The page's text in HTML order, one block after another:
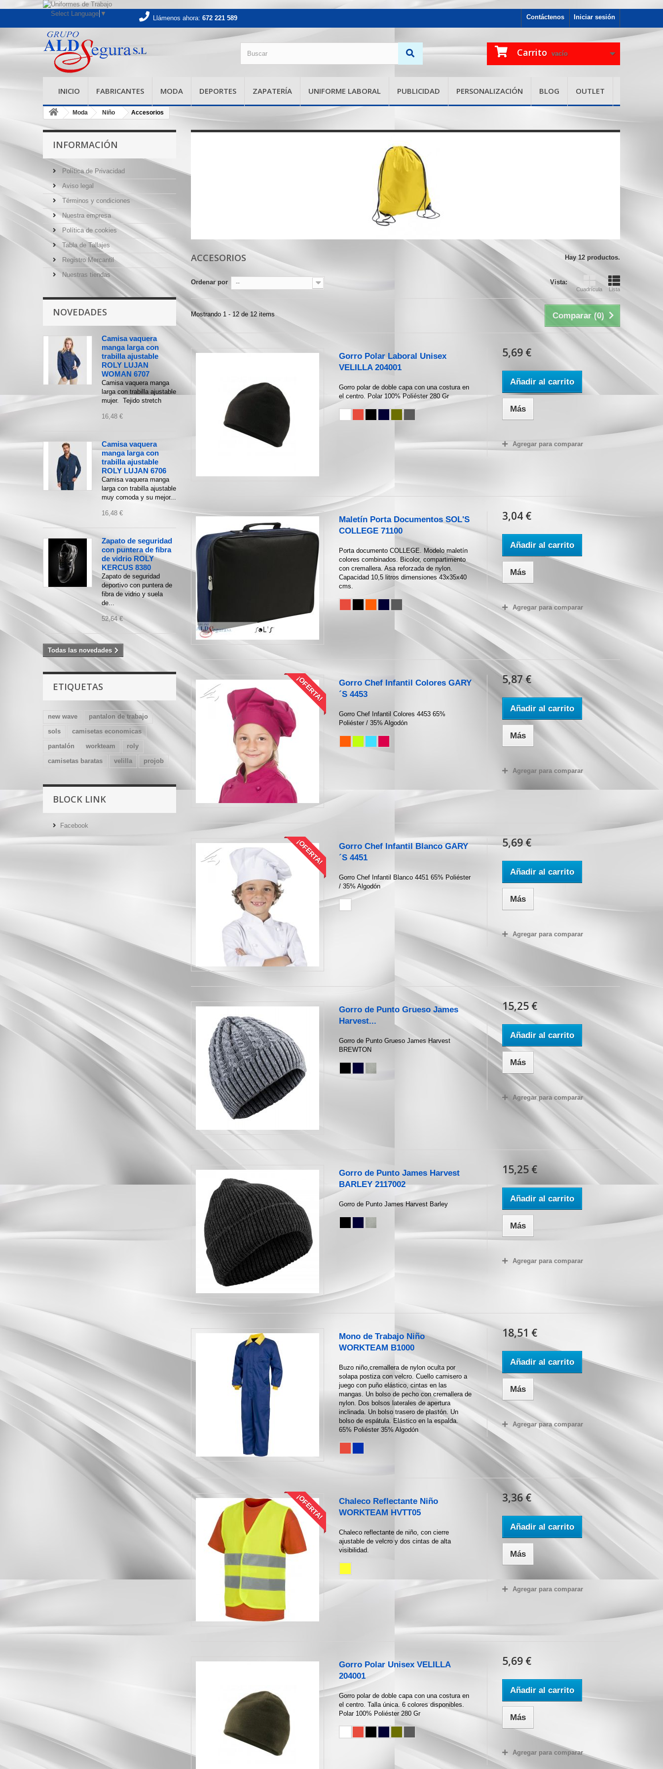
Select Language ▼ Iniciar sesión
Contáctenos
Llámenos ahora: 672 221 589
Carrito vacío
INICIO FABRICANTES MODA DEPORTES ZAPATERÍA UNIFORME LABORAL PUBLICIDAD PERSONALIZACIÓN BLOG OUTLET
Moda Niño Accesorios
INFORMACIÓN
Política de Privacidad
Aviso legal
Términos y condiciones
Nuestra empresa
Política de cookies
Tabla de Tallajes
Registro Mercantil
Nuestras tiendas
NOVEDADES
Camisa vaquera
manga larga con
trabilla ajustable
ROLY LUJAN
WOMAN 6707
Camisa vaquera manga
larga con trabilla ajustable
mujer. Tejido stretch
16,48 €
Camisa vaquera
manga larga con
trabilla ajustable
ROLY LUJAN 6706
Camisa vaquera manga
larga con trabilla ajustable
muy comoda y su mejor...
16,48 €
Zapato de seguridad
con puntera de fibra
de vidrio ROLY
KERCUS 8380
Zapato de seguridad
deportivo con puntera de
fibra de vidrio y suela
de...
52,64 €
Todas las novedades
ETIQUETAS
new wave
pantalon de trabajo
sols
camisetas economicas
pantalón
workteam
roly
camisetas baratas
velilla projob
BLOCK LINK
Facebook
ACCESORIOS Hay 12 productos.
Vista:
Cuadrícula Lista
Ordenar por --
Comparar (0)
Mostrando 1 - 12 de 12 items
Gorro Polar Laboral Unisex
VELILLA 204001
Gorro polar de doble capa con una costura en
el centro. Polar 100% Poliéster 280 Gr
5,69 €
Añadir al carrito
Más
Agregar para comparar
Maletín Porta Documentos SOL'S
COLLEGE 71100
Porta documento COLLEGE. Modelo maletín
colores combinados. Bicolor, compartimento
con cremallera. Asa reforzada de nylon.
Capacidad 10,5 litros dimensiones 43x35x40
cms.
3,04 €
Añadir al carrito
Más
Agregar para comparar
¡OFERTA!
Gorro Chef Infantil Colores GARY
´S 4453
Gorro Chef Infantil Colores 4453 65%
Poliéster / 35% Algodón
5,87 €
Añadir al carrito
Más
Agregar para comparar
¡OFERTA!
Gorro Chef Infantil Blanco GARY
´S 4451
Gorro Chef Infantil Blanco 4451 65% Poliéster
/ 35% Algodón
5,69 €
Añadir al carrito
Más
Agregar para comparar
Gorro de Punto Grueso James
Harvest...
Gorro de Punto Grueso James Harvest
BREWTON
15,25 €
Añadir al carrito
Más
Agregar para comparar
Gorro de Punto James Harvest
BARLEY 2117002
Gorro de Punto James Harvest Barley
15,25 €
Añadir al carrito
Más
Agregar para comparar
Mono de Trabajo Niño
WORKTEAM B1000
Buzo niño,cremallera de nylon oculta por
solapa postiza con velcro. Cuello camisero a
juego con puño elástico, cintas en las
mangas. Un bolso de pecho con cremallera de
nylon. Dos bolsos laterales de apertura
inclinada. Un bolso trasero de plastón. Un
bolso de espátula. Elástico en la espalda.
65% Poliéster 35% Algodón
18,51 €
Añadir al carrito
Más
Agregar para comparar
¡OFERTA!
Chaleco Reflectante Niño
WORKTEAM HVTT05
Chaleco reflectante de niño, con cierre
ajustable de velcro y dos cintas de alta
visibilidad.
3,36 €
Añadir al carrito
Más
Agregar para comparar
Gorro Polar Unisex VELILLA
204001
Gorro polar de doble capa con una costura en
el centro. Talla única. 6 colores disponibles.
Polar 100% Poliéster 280 Gr
5,69 €
Añadir al carrito
Más
Agregar para comparar